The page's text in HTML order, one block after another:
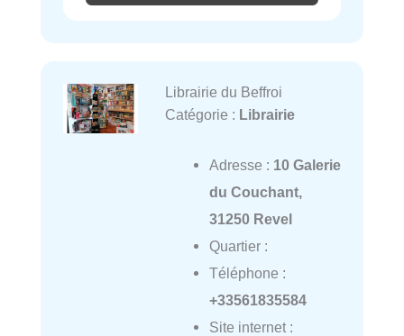
Librairie du Beffroi
Catégorie : Librairie
Adresse : 10 Galerie
du Couchant,
31250 Revel
Quartier :
Téléphone :
+33561835584
Site internet :